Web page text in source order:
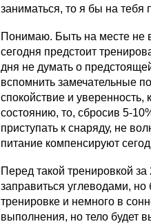
заниматься, то я бы на тебя
Понимаю. Быть на месте не
сегодня предстоит
дня не думать о
вспомнить замечательные
спокойствие и
состоянию, то, сбросив 5-
приступать к снаряду, не
питание компенсируют
Перед такой тренировкой
заправиться углеводами, но
тренировке и немного в
выполнения, но тело будет